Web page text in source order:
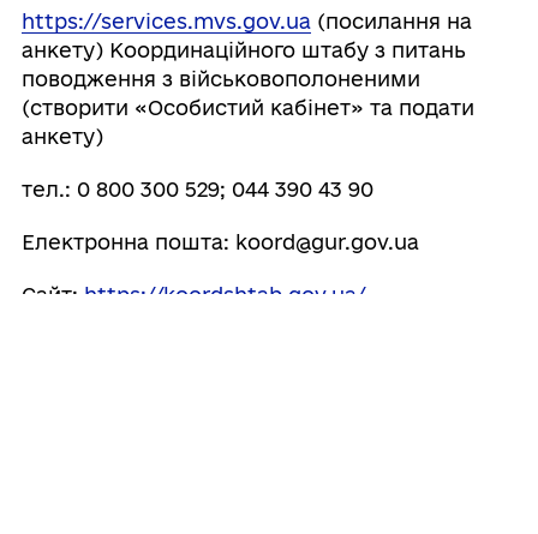
https://services.mvs.gov.ua(посилання на
анкету) Координаційного штабу з питань
поводження з військовополоненими
(створити «Особистий кабінет» та подати
анкету)
тел.: 0 800 300 529; 044 390 43 90
Електронна пошта: koord@gur.gov.ua
Сайт: https://koordshtab.gov.ua/